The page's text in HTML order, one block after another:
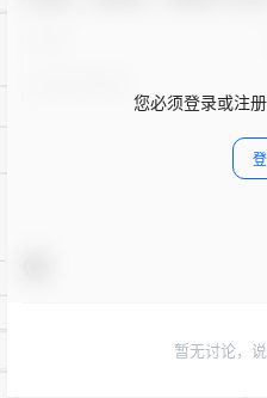
您必须登录或注
暂无讨论，